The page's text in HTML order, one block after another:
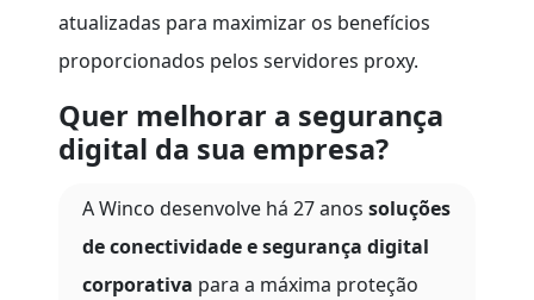
atualizadas para maximizar os benefícios
proporcionados pelos servidores proxy.
Quer melhorar a segurança
digital da sua empresa?
A Winco desenvolve há 27 anossoluções
de conectividade e segurança digital
corporativa para a máxima proteção